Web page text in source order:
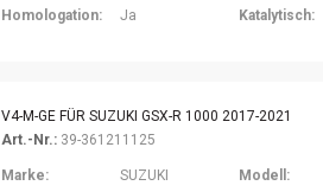
Homologation:
Ja Katalytisch:
V4-M-GE FÜR SUZUKI GSX-R 1000 2017-2021
Art.-Nr.: 39-361211125
Marke: SUZUKI Modell: